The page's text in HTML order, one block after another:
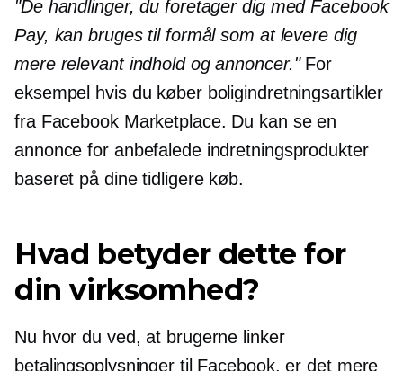
"De handlinger, du foretager dig med Facebook
Pay, kan bruges til formål som at levere dig
mere relevant indhold og annoncer."For
eksempel hvis du køber boligindretningsartikler
fra Facebook Marketplace. Du kan se en
annonce for anbefalede indretningsprodukter
baseret på dine tidligere køb.
Hvad betyder dette for
din virksomhed?
Nu hvor du ved, at brugerne linker
betalingsoplysninger til Facebook, er det mere